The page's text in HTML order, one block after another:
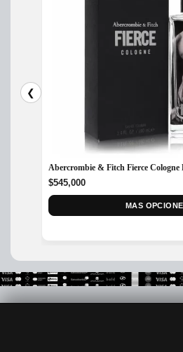
❮
Abercrombie & Fitch Fierce Cologne
$545,000
MAS